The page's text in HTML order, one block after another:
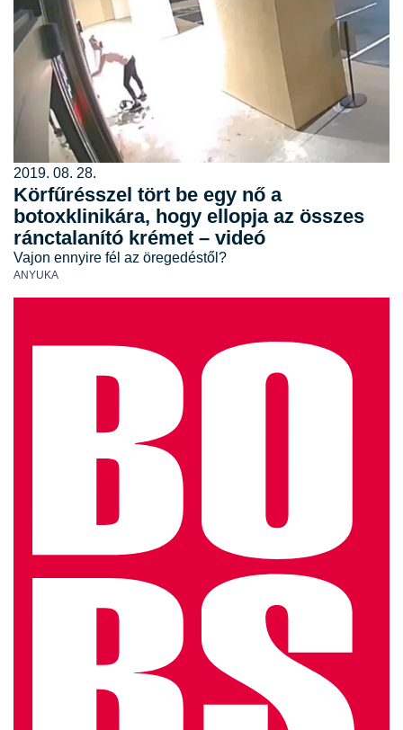
2019. 08. 28.
Körfűrésszel tört be egy nő a
botoxklinikára, hogy ellopja az összes
ránctalanító krémet – videó
Vajon ennyire fél az öregedéstől?
ANYUKA